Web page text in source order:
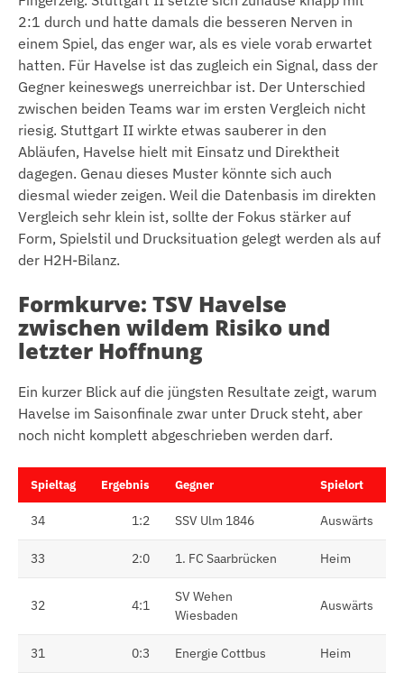
2:1 durch und hatte damals die besseren Nerven in
einem Spiel, das enger war, als es viele vorab erwartet
hatten. Für Havelse ist das zugleich ein Signal, dass der
Gegner keineswegs unerreichbar ist. Der Unterschied
zwischen beiden Teams war im ersten Vergleich nicht
riesig. Stuttgart II wirkte etwas sauberer in den
Abläufen, Havelse hielt mit Einsatz und Direktheit
dagegen. Genau dieses Muster könnte sich auch
diesmal wieder zeigen. Weil die Datenbasis im direkten
Vergleich sehr klein ist, sollte der Fokus stärker auf
Form, Spielstil und Drucksituation gelegt werden als auf
der H2H-Bilanz.
Formkurve: TSV Havelse
zwischen wildem Risiko und
letzter Hoffnung
Ein kurzer Blick auf die jüngsten Resultate zeigt, warum
Havelse im Saisonfinale zwar unter Druck steht, aber
noch nicht komplett abgeschrieben werden darf.
Spieltag Ergebnis Gegner Spielort
34 1:2 SSV Ulm 1846 Auswärts
33 2:0 1. FC Saarbrücken Heim
32 4:1
SV Wehen
Wiesbaden
Auswärts
31 0:3 Energie Cottbus Heim